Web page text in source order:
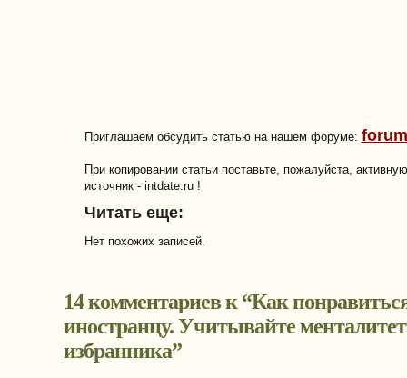
Приглашаем обсудить статью на нашем форуме:
При копировании статьи поставьте, пожалуйста,
источник - intdate.ru !
Читать еще:
Нет похожих записей.
14 комментариев к “Как
иностранцу. Учитывайте менталитет
избранника”